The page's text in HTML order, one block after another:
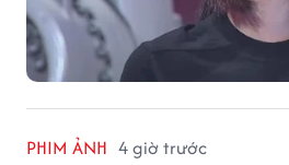
PHIM ẢNH 4 giờ trước